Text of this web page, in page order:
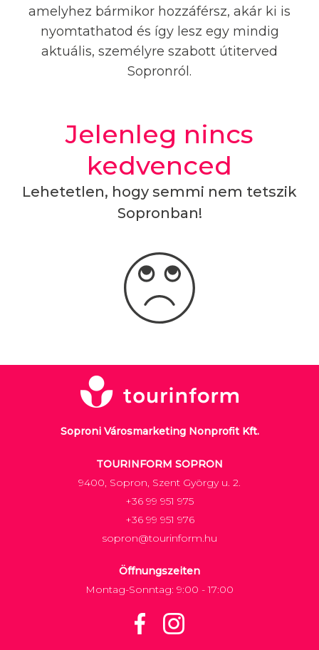
amelyhez bármikor hozzáférsz, akár ki is
nyomtathatod és így lesz egy mindig
aktuális, személyre szabott útiterved
Sopronról.
Jelenleg nincs
kedvenced
Lehetetlen, hogy semmi nem tetszik
Sopronban!
Soproni Városmarketing Nonprofit Kft.
TOURINFORM SOPRON
9400, Sopron, Szent György u. 2.
+36 99 951 975
+36 99 951 976
sopron@tourinform.hu
Öffnungszeiten
Montag-Sonntag: 9:00 - 17:00